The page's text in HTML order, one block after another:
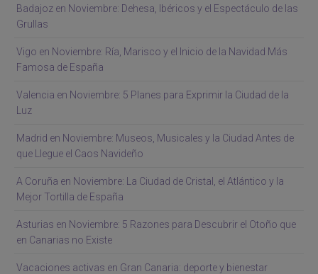
Badajoz en Noviembre: Dehesa, Ibéricos y el Espectáculo de las
Grullas
Vigo en Noviembre: Ría, Marisco y el Inicio de la Navidad Más
Famosa de España
Valencia en Noviembre: 5 Planes para Exprimir la Ciudad de la
Luz
Madrid en Noviembre: Museos, Musicales y la Ciudad Antes de
que Llegue el Caos Navideño
A Coruña en Noviembre: La Ciudad de Cristal, el Atlántico y la
Mejor Tortilla de España
Asturias en Noviembre: 5 Razones para Descubrir el Otoño que
en Canarias no Existe
Vacaciones activas en Gran Canaria: deporte y bienestar